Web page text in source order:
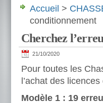
Accueil >
conditionnement
Cherchez
21/10/2020
Pour toutes les
l’achat des
Modèle 1 : 19